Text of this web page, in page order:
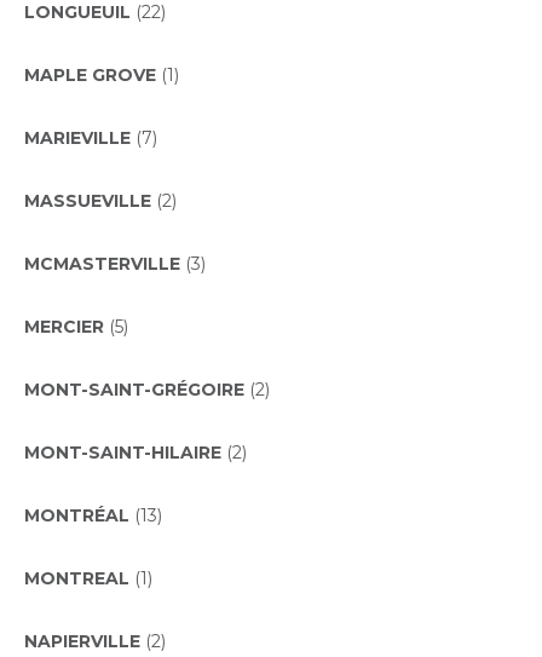
LONGUEUIL (22)
MAPLE GROVE (1)
MARIEVILLE (7)
MASSUEVILLE (2)
MCMASTERVILLE (3)
MERCIER (5)
MONT-SAINT-GRÉGOIRE (2)
MONT-SAINT-HILAIRE (2)
MONTRÉAL (13)
MONTREAL (1)
NAPIERVILLE (2)